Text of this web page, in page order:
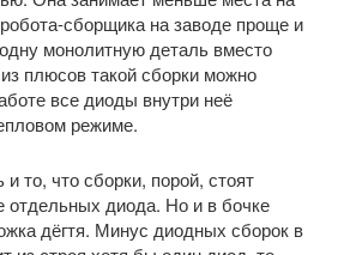
сборщика на заводе проще и
монолитную деталь вместо
плюсов такой сборки можно
все диоды внутри неё
режиме.
и то, что сборки, порой, стоят
диода. Но и в бочке
дёгтя. Минус диодных сборок в